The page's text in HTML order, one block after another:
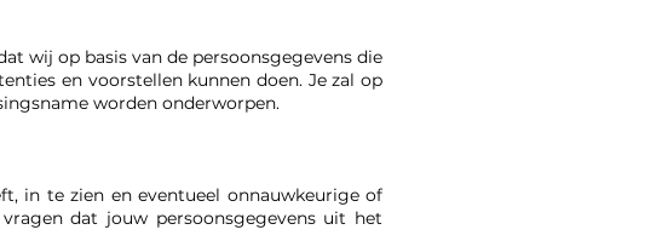
wij op basis van de persoonsgegevens die
en voorstellen kunnen doen. Je zal op
worden onderworpen.
in te zien en eventueel onnauwkeurige of
dat jouw persoonsgegevens uit het